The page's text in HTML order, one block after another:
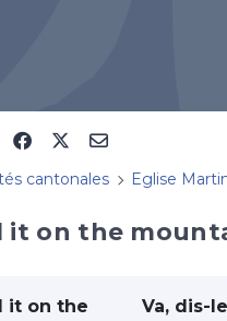
cantonales
Eglise Martin-
it on the
it on the
Va, dis-